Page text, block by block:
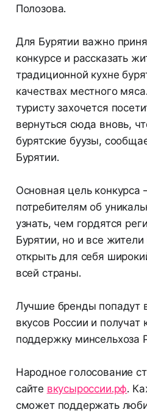
Полозова.
Для Бурятии важно
конкурсе и рассказать
традиционной кухне
качествах местного
туристу захочется
вернуться сюда вновь,
бурятские буузы,
Бурятии.
Основная цель конкурса
потребителям об
узнать, чем гордятся
Бурятии, но и все жители
открыть для себя
всей страны.
Лучшие бренды попадут
вкусов России и получат
поддержку минсельхоза
Народное голосование
сайте вкусыроссии.рф.
сможет поддержать